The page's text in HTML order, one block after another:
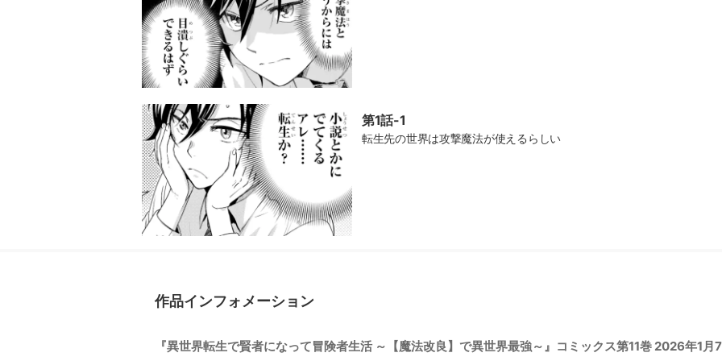
第1話-1
転生先の世界は攻撃魔法が使えるらしい
作品インフォメーション
『異世界転生で賢者になって冒険者生活 ～【魔法改良】で異世界最強～』コミックス第11巻 2026年1月